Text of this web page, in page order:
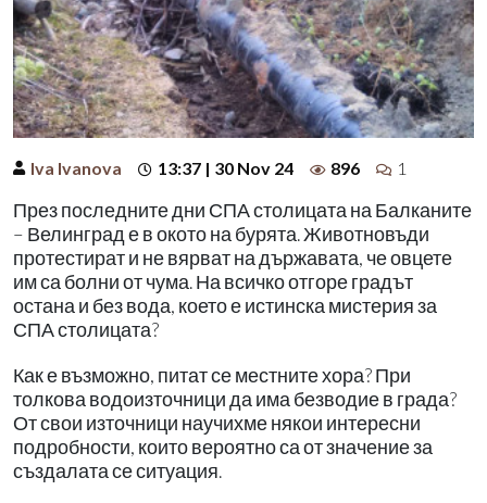
Iva Ivanova 13:37 | 30 Nov 24 896 1
През последните дни СПА столицата на Балканите
– Велинград е в окото на бурята. Животновъди
протестират и не вярват на държавата, че овцете
им са болни от чума. На всичко отгоре градът
остана и без вода, което е истинска мистерия за
СПА столицата?
Как е възможно, питат се местните хора? При
толкова водоизточници да има безводие в града?
От свои източници научихме някои интересни
подробности, които вероятно са от значение за
създалата се ситуация.